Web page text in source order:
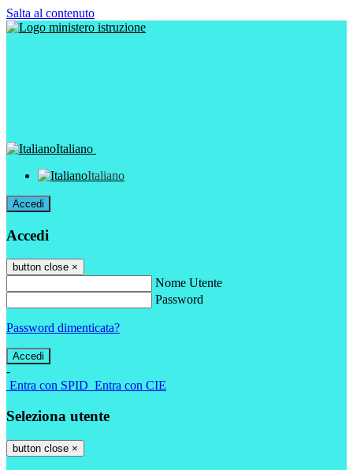
Salta al contenuto
Italiano
Italiano
Accedi
Accedi
button close ×
Nome Utente
Password
Password dimenticata?
-
Entra con SPID Entra con CIE
Seleziona utente
button close ×